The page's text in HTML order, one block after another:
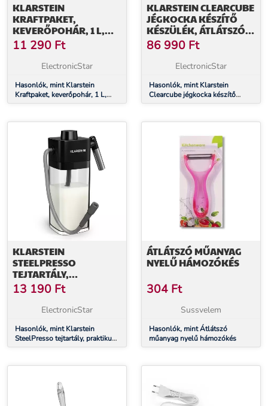
KLARSTEIN
KRAFTPAKET,
KEVERŐPOHÁR, 1 L,
PVC, ÁTLÁTSZÓ,
KIEGÉSZÍTŐ
11 290 Ft
ElectronicStar
Hasonlók, mint Klarstein
Kraftpaket, keverőpohár, 1 L,
PVC, átlátszó, kiegészítő
KLARSTEIN CLEARCUBE
JÉGKOCKA KÉSZÍTŐ
KÉSZÜLÉK, ÁTLÁTSZÓ
JÉG, 13 KG/24 Ó
86 990 Ft
ElectronicStar
Hasonlók, mint Klarstein
Clearcube jégkocka készítő
készülék, átlátszó jég, 13 kg/24
KLARSTEIN
STEELPRESSO
TEJTARTÁLY,
PRAKTIKUS
KIEGÉSZÍTŐK, 0,55
LITER, ÁTLÁTSZÓ
13 190 Ft
ElectronicStar
Hasonlók, mint Klarstein
SteelPresso tejtartály, praktikus
kiegészítők, 0,55 liter, átlátszó
ÁTLÁTSZÓ MŰANYAG
NYELŰ HÁMOZÓKÉS
304 Ft
Sussvelem
Hasonlók, mint Átlátszó
műanyag nyelű hámozókés